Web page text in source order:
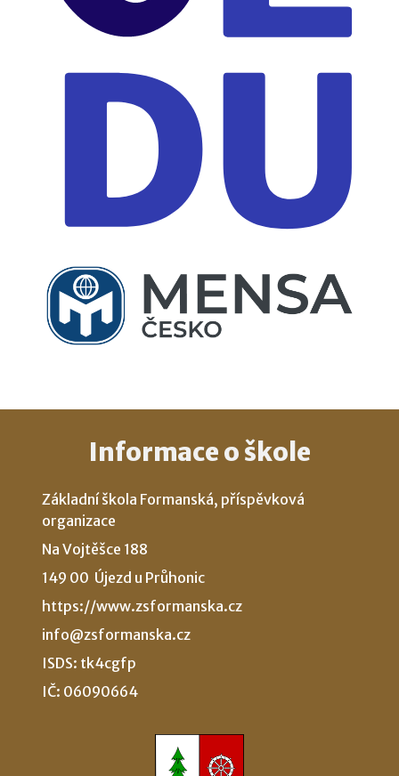
Informace o škole
Základní škola Formanská, příspěvková
organizace
Na Vojtěšce 188
149 00 Újezd u Průhonic
https://www.zsformanska.cz
info@zsformanska.cz
ISDS: tk4cgfp
IČ: 06090664